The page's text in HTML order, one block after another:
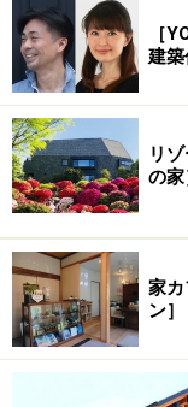
これまで登
◆［鎮守の森に浮
かぶ
［
建
リ
の家
家
ン］